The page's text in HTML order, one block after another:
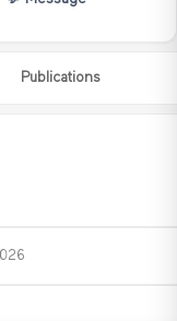
Publications